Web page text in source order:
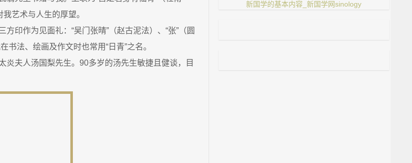
艺术与人生的厚望。
印作为见面礼：“吴门张晴”（赵古泥法）、“张”（圆
书法、绘画及作文时也常用“日青”之名。
夫人汤国梨先生。90多岁的汤先生敏捷且健谈，目
新国学的基本内容_新国学网sinology